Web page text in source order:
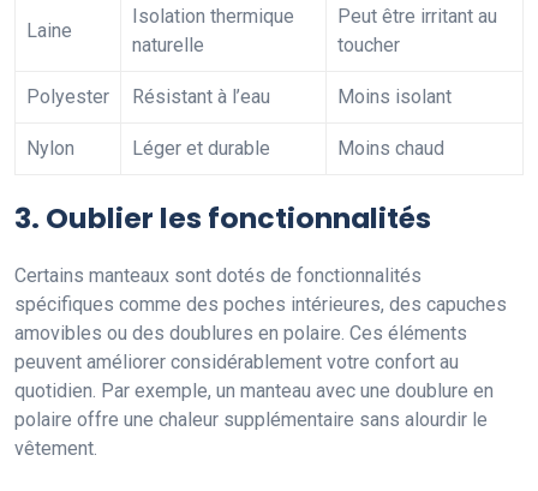
Laine
Isolation thermique
naturelle
Peut être irritant au
toucher
Polyester Résistant à l’eau Moins isolant
Nylon Léger et durable Moins chaud
3. Oublier les fonctionnalités
Certains manteaux sont dotés de fonctionnalités
spécifiques comme des poches intérieures, des capuches
amovibles ou des doublures en polaire. Ces éléments
peuvent améliorer considérablement votre confort au
quotidien. Par exemple, un manteau avec une doublure en
polaire offre une chaleur supplémentaire sans alourdir le
vêtement.